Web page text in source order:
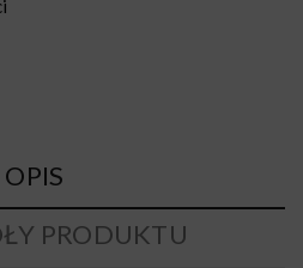
OPIS
PRODUKTU